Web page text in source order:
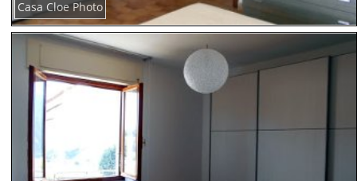
Casa Cloe Photo